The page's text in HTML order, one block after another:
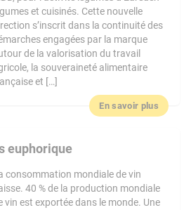
et cuisinés. Cette nouvelle
s’inscrit dans la continuité des
engagées par la marque
de la valorisation du travail
la souveraineté alimentaire
et […]
En savoir plus
euphorique
consommation mondiale de vin
40 % de la production mondiale
vin est exportée dans le monde. Une